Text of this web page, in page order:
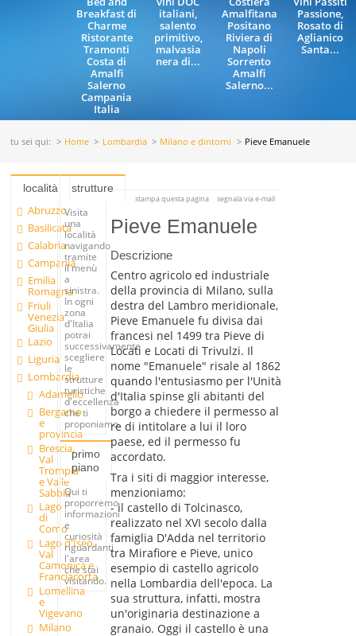
Breakfast di
Charme
Ristorante
Tramonti
Costa di
Amalfi
Salerno
Campania
Italia
italiani,
salento
primitivo,
malvasia
nera di...
Amalfitana
Positano
Riviera di
Napoli
Sorrento
Amalfi
Salerno...
Passione,
Rosato di
Aglianico
Santa...
tu sei qui: Home Lombardia Milano e dintorni Pieve Emanuele
località
Abruzzo
Basilicata
Calabria
Campania
Emilia
Romagna
Friuli
Venezia
Giulia
Lazio
Liguria
Lombardia
Adamello
Bergamo
e
provincia
Brescia,
Val
Trompia
e Valle
Sabbia
Lago
di
Como
Lago d'Iseo,
Val
Camonica e
Franciacorta
Lomellina
e
Vigevano
Milano
strutture
Visita
una
località
navigando
tramite
il menù
a
sinistra.
In ogni
zona
d'Italia
potrai
successivamente
scegliere
le
strutture
turistiche
d'eccellenza
che ti
proponiamo.
primo
piano
Qui ti
proporremo
informazioni
e
curiosità
riguardanti
l'area
che stai
visitando.
stampa questa pagina segnala via e-mail
Pieve Emanuele
Descrizione
Centro agricolo ed industriale
della provincia di Milano, sulla
destra del Lambro meridionale,
Pieve Emanuele fu divisa dai
francesi nel 1499 tra Pieve di
Locati e Locati di Trivulzi. Il
nome "Emanuele" risale al 1862
quando l'entusiasmo per l'Unità
d'Italia spinse gli abitanti del
borgo a chiedere il permesso al
re di intitolare a lui il loro
paese, ed il permesso fu
accordato.
Tra i siti di maggior interesse,
menzioniamo:
- il castello di Tolcinasco,
realizzato nel XVI secolo dalla
famiglia D'Adda nel territorio
tra Mirafiore e Pieve, unico
esempio di castello agricolo
nella Lombardia dell'epoca. La
sua struttura, infatti, mostra
un'originaria destinazione a
granaio. Oggi il castello è una